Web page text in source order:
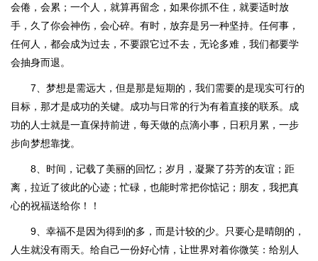
会倦，会累；一个人，就算再留念，如果你抓不住，就要适时放
手，久了你会神伤，会心碎。有时，放弃是另一种坚持。任何事，
任何人，都会成为过去，不要跟它过不去，无论多难，我们都要学
会抽身而退。
7、梦想是需远大，但是那是短期的，我们需要的是现实可行的
目标，那才是成功的关键。成功与日常的行为有着直接的联系。成
功的人士就是一直保持前进，每天做的点滴小事，日积月累，一步
步向梦想靠拢。
8、时间，记载了美丽的回忆；岁月，凝聚了芬芳的友谊；距
离，拉近了彼此的心迹；忙碌，也能时常把你惦记；朋友，我把真
心的祝福送给你！！
9、幸福不是因为得到的多，而是计较的少。只要心是晴朗的，
人生就没有雨天。给自己一份好心情，让世界对着你微笑：给别人